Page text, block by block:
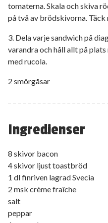
Ingredienser
8 skivor bacon
4 skivor ljust toastbröd
1 dl finriven lagrad Svecia
2 msk crème fraîche
salt
peppar
tomaterna. Skala och skiva
på två av brödskivorna. Täck
3. Dela varje sandwich på
varandra och håll allt på
med rucola.
2 smörgåsar